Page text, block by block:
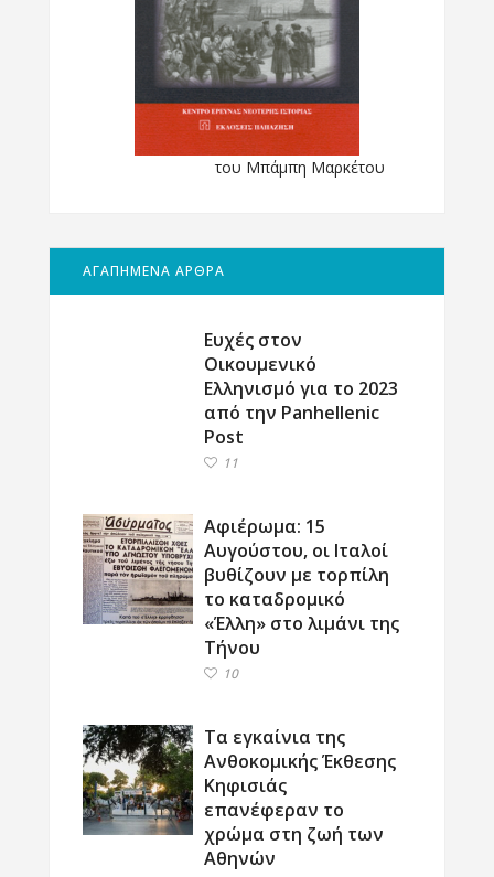
του Μπάμπη Μαρκέτου
ΑΓΑΠΗΜΕΝΑ ΑΡΘΡΑ
Ευχές στον
Οικουμενικό
Ελληνισμό για το 2023
από την Panhellenic
Post
11
Αφιέρωμα: 15
Αυγούστου, οι Ιταλοί
βυθίζουν με τορπίλη
το καταδρομικό
«Έλλη» στο λιμάνι της
Τήνου
10
Τα εγκαίνια της
Ανθοκομικής Έκθεσης
Κηφισιάς
επανέφεραν το
χρώμα στη ζωή των
Αθηνών